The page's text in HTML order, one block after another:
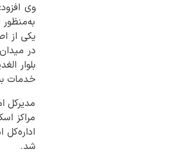
وی
یکی از
در
بلوار
خدمات
مدیرکل
مراکز
شد.